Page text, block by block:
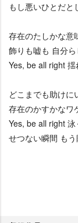
もし悪いひとだと
存在のたしかな意
飾りも嘘も 自分
Yes, be all right
どこまでも助けに
存在のかすかなワ
Yes, be all right
せつない瞬間 も